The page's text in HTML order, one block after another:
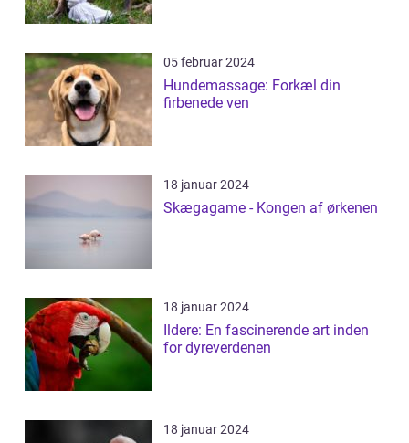
05 februar 2024
Hundemassage: Forkæl din
firbenede ven
18 januar 2024
Skægagame - Kongen af ørkenen
18 januar 2024
Ildere: En fascinerende art inden
for dyreverdenen
18 januar 2024